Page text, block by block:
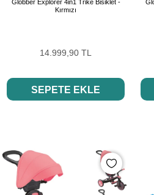
Globber Explorer 4in1 Trike Bisiklet -
Kırmızı
14.999,90 TL
SEPETE EKLE